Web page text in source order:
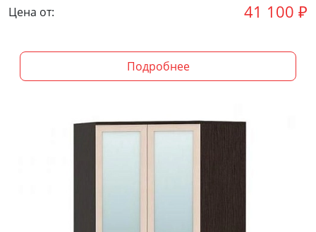
Цена от: 41 100 ₽
Подробнее